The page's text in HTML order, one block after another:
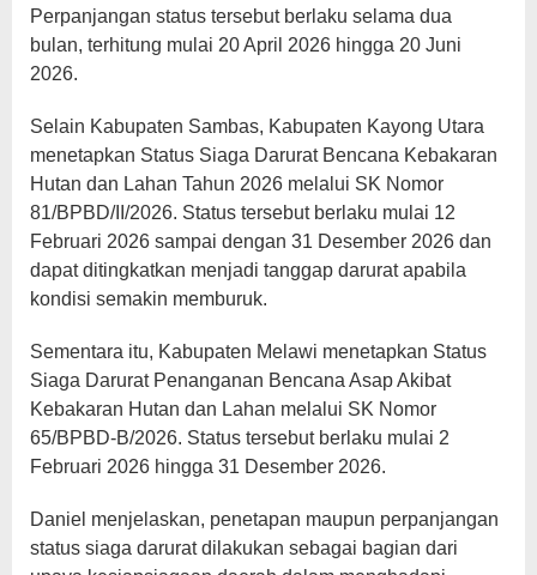
Perpanjangan status tersebut berlaku selama dua
bulan, terhitung mulai 20 April 2026 hingga 20 Juni
2026.
Selain Kabupaten Sambas, Kabupaten Kayong Utara
menetapkan Status Siaga Darurat Bencana Kebakaran
Hutan dan Lahan Tahun 2026 melalui SK Nomor
81/BPBD/II/2026. Status tersebut berlaku mulai 12
Februari 2026 sampai dengan 31 Desember 2026 dan
dapat ditingkatkan menjadi tanggap darurat apabila
kondisi semakin memburuk.
Sementara itu, Kabupaten Melawi menetapkan Status
Siaga Darurat Penanganan Bencana Asap Akibat
Kebakaran Hutan dan Lahan melalui SK Nomor
65/BPBD-B/2026. Status tersebut berlaku mulai 2
Februari 2026 hingga 31 Desember 2026.
Daniel menjelaskan, penetapan maupun perpanjangan
status siaga darurat dilakukan sebagai bagian dari